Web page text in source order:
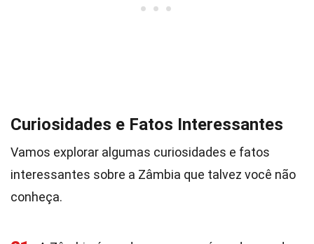
Curiosidades e Fatos Interessantes
Vamos explorar algumas curiosidades e fatos
interessantes sobre a Zâmbia que talvez você não
conheça.